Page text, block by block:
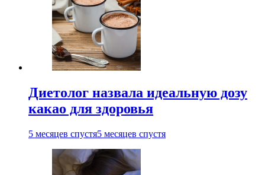
Диетолог назвала идеальную дозу
какао для здоровья
5 месяцев спустя5 месяцев спустя